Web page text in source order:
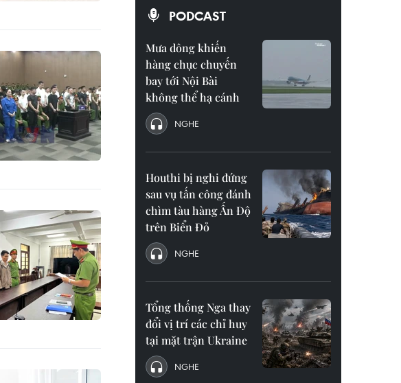
PODCAST
Mưa dông khiến
hàng chục chuyến
bay tới Nội Bài
không thể hạ cánh
NGHE
Houthi bị nghi đứng
sau vụ tấn công đánh
chìm tàu hàng Ấn Độ
trên Biển Đỏ
NGHE
Tổng thống Nga thay
đổi vị trí các chỉ huy
tại mặt trận Ukraine
NGHE